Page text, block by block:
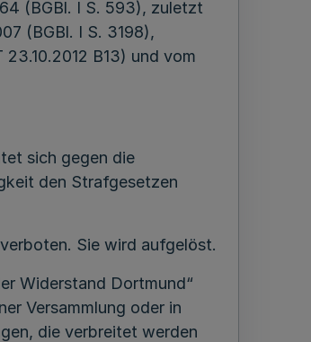
(BGBl. I S. 593), zuletzt
(BGBl. I S. 3198),
B13) und vom
sich gegen die
den Strafgesetzen
Sie wird aufgelöst.
Widerstand Dortmund“
Versammlung oder in
die verbreitet werden